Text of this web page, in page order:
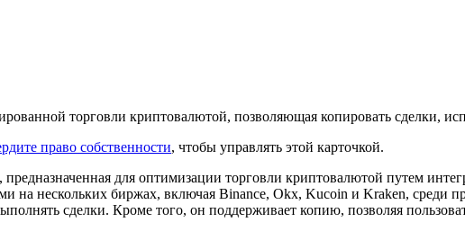
торговли криптовалютой, позволяющая копировать сделки,
право собственности, чтобы управлять этой карточкой.
для оптимизации торговли криптовалютой путем
на нескольких биржах, включая Binance, Okx, Kucoin и Kraken,
сделки. Кроме того, он поддерживает копию, позволяя